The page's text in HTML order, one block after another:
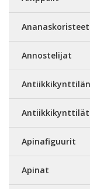
Ananaskoristeet
Annostelijat
Antiikkikynttilät
Apinafiguurit
Apinat